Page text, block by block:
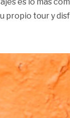
propio tour y